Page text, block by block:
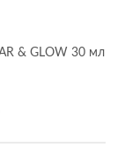
& GLOW 30 мл